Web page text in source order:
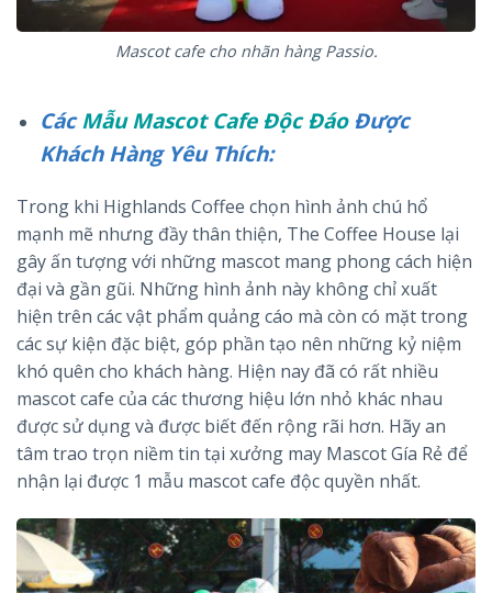
Mascot cafe cho nhãn hàng Passio.
CácMẫu Mascot Cafe Độc ĐáoĐược
Khách Hàng Yêu Thích:
Trong khi Highlands Coffee chọn hình ảnh chú hổ
mạnh mẽ nhưng đầy thân thiện, The Coffee House lại
gây ấn tượng với những mascot mang phong cách hiện
đại và gần gũi. Những hình ảnh này không chỉ xuất
hiện trên các vật phẩm quảng cáo mà còn có mặt trong
các sự kiện đặc biệt, góp phần tạo nên những kỷ niệm
khó quên cho khách hàng. Hiện nay đã có rất nhiều
mascot cafe của các thương hiệu lớn nhỏ khác nhau
được sử dụng và được biết đến rộng rãi hơn. Hãy an
tâm trao trọn niềm tin tại xưởng may Mascot Gía Rẻ để
nhận lại được 1 mẫu mascot cafe độc quyền nhất.